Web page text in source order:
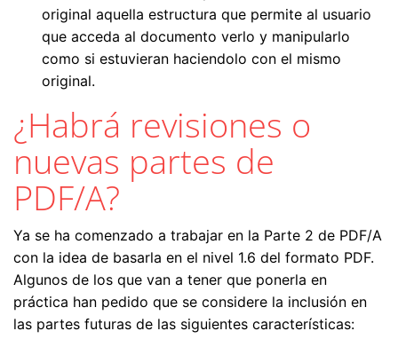
original aquella estructura que permite al usuario
que acceda al documento verlo y manipularlo
como si estuvieran haciendolo con el mismo
original.
¿Habrá revisiones o
nuevas partes de
PDF/A?
Ya se ha comenzado a trabajar en la Parte 2 de PDF/A
con la idea de basarla en el nivel 1.6 del formato PDF.
Algunos de los que van a tener que ponerla en
práctica han pedido que se considere la inclusión en
las partes futuras de las siguientes características: